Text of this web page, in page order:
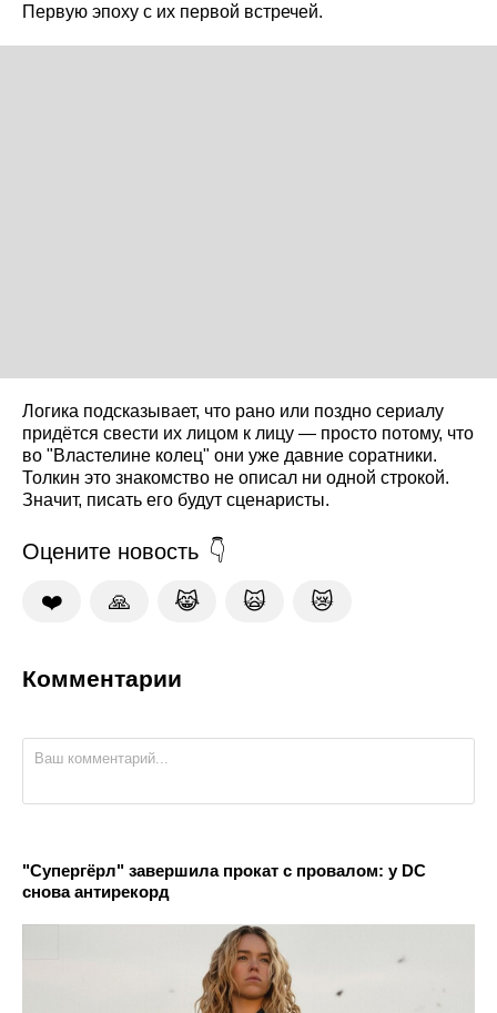
Первую эпоху с их первой встречей.
Логика подсказывает, что рано или поздно сериалу
придётся свести их лицом к лицу — просто потому, что
во "Властелине колец" они уже давние соратники.
Толкин это знакомство не описал ни одной строкой.
Значит, писать его будут сценаристы.
Оцените новость
❤️ 🙏 😹 🙀 😿
Комментарии
"Супергёрл" завершила прокат с провалом: у DC
снова антирекорд